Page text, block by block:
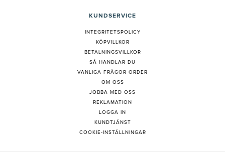
KUNDSERVICE
INTEGRITETSPOLICY
KÖPVILLKOR
BETALNINGSVILLKOR
SÅ HANDLAR DU
VANLIGA FRÅGOR ORDER
OM OSS
JOBBA MED OSS
REKLAMATION
LOGGA IN
KUNDTJÄNST
COOKIE-INSTÄLLNINGAR